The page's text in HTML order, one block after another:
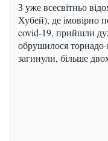
З уже всесвітньо
Хубей), де імовірно
covid-19, прийшли
обрушилося
загинули, більше